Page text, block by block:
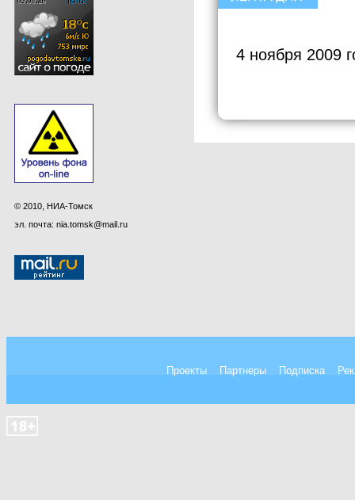
© 2010, НИА-Томск
эл. почта: nia.tomsk@mail.ru
4 ноября 2009
Проекты Партнеры Подписка